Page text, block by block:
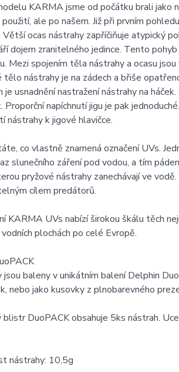
KARMA jsme od počátku brali jako
ale po našem. Již při prvním
Větší ocas nástrahy zapříčiňuje atypický
dojem zranitelného jedince. Tento
Mezi spojením těla nástrahy a ocasu
tělo nástrahy je na zádech a břiše
je usnadnění nastražení nástrahy na
Proporční napíchnutí jigu je pak
nástrahy k jigové hlavičce.
co vlastně znamená označení UVs.
slunečního záření pod vodou, a tím
pryžové nástrahy zanechávají ve
cílem predátorů.
KARMA UVs nabízí širokou škálu těch
plochách po celé Evropě.
jsou baleny v unikátním balení Delphin
nebo jako kusovky z plnobarevného
blistr DuoPACK obsahuje 5ks nástrah.
nástrahy: 10,5g